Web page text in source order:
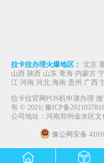
拉卡拉办理火爆地区： 北京
山西 陕西 山东 青海 内蒙古
江 河南 河北 海南 贵州 广西
拉卡拉官网POS机申请办理
有 © 2021| 豫ICP备
公司地址：河南郑州金水区
豫公网安备